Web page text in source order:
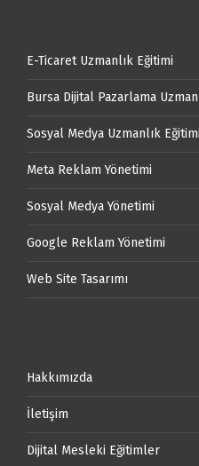
E-Ticaret Uzmanlık Eğitimi
Bursa Dijital Pazarlama
Sosyal Medya Uzmanlık Eğitimi
Meta Reklam Yönetimi
Sosyal Medya Yönetimi
Google Reklam Yönetimi
Web Site Tasarımı
Hakkımızda
İletişim
Dijital Mesleki Eğitimler